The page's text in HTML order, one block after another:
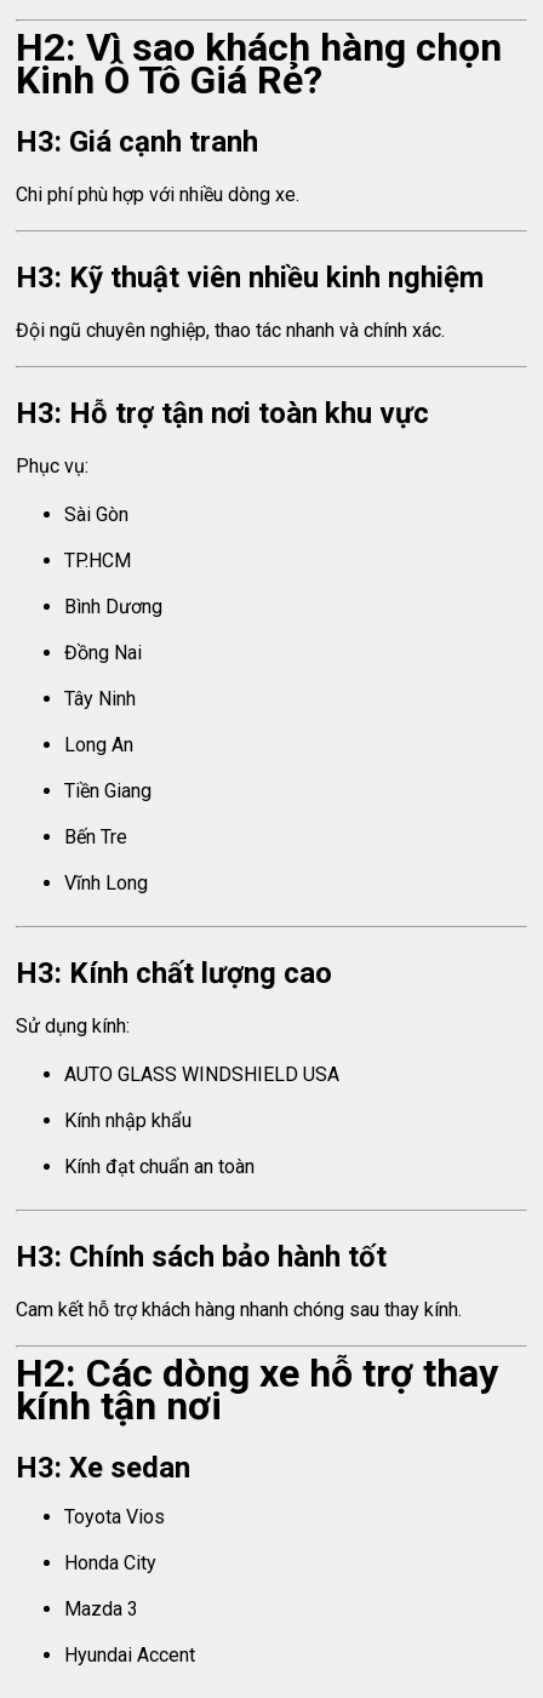
H2: Vì sao khách hàng chọn
Kinh Ô Tô Giá Rẻ?
H3: Giá cạnh tranh
Chi phí phù hợp với nhiều dòng xe.
H3: Kỹ thuật viên nhiều kinh nghiệm
Đội ngũ chuyên nghiệp, thao tác nhanh và chính xác.
H3: Hỗ trợ tận nơi toàn khu vực
Phục vụ:
Sài Gòn
TP.HCM
Bình Dương
Đồng Nai
Tây Ninh
Long An
Tiền Giang
Bến Tre
Vĩnh Long
H3: Kính chất lượng cao
Sử dụng kính:
AUTO GLASS WINDSHIELD USA
Kính nhập khẩu
Kính đạt chuẩn an toàn
H3: Chính sách bảo hành tốt
Cam kết hỗ trợ khách hàng nhanh chóng sau thay kính.
H2: Các dòng xe hỗ trợ thay
kính tận nơi
H3: Xe sedan
Toyota Vios
Honda City
Mazda 3
Hyundai Accent